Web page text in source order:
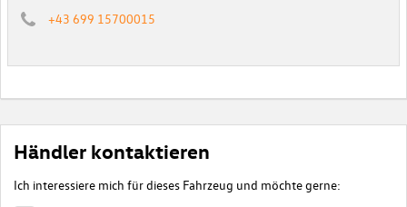
+43 699 15700015
Händler kontaktieren
Ich interessiere mich für dieses Fahrzeug und möchte gerne: